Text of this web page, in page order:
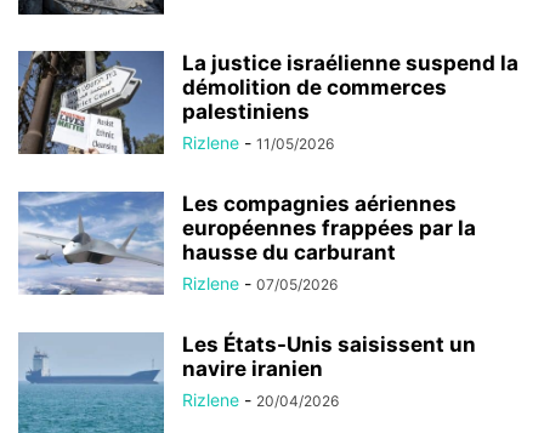
La justice israélienne suspend la
démolition de commerces
palestiniens
Rizlene - 11/05/2026
Les compagnies aériennes
européennes frappées par la
hausse du carburant
Rizlene - 07/05/2026
Les États-Unis saisissent un
navire iranien
Rizlene - 20/04/2026